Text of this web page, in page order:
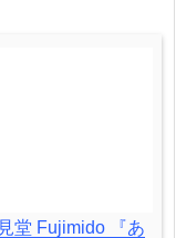
堂 Fujimido 『あ